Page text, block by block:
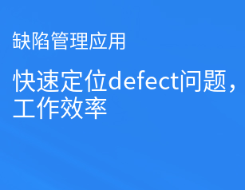
缺陷管理应用
快速定位defect问题
工作效率